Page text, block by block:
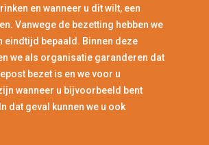
en wanneer u dit wilt, een
Vanwege de bezetting hebben we
eindtijd bepaald. Binnen deze
we als organisatie garanderen dat
bezet is en we voor u
wanneer u bijvoorbeeld bent
dat geval kunnen we u ook